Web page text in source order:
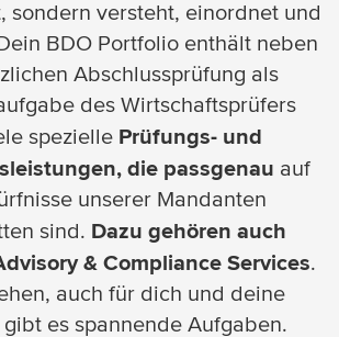
sondern versteht, einordnet und
BDO Portfolio enthält neben
Abschlussprüfung als
des Wirtschaftsprüfers
spezielle Prüfungs- und
die passgenau auf
unserer Mandanten
sind. Dazu gehören auch
& Compliance Services.
auch für dich und deine
gibt es spannende Aufgaben.